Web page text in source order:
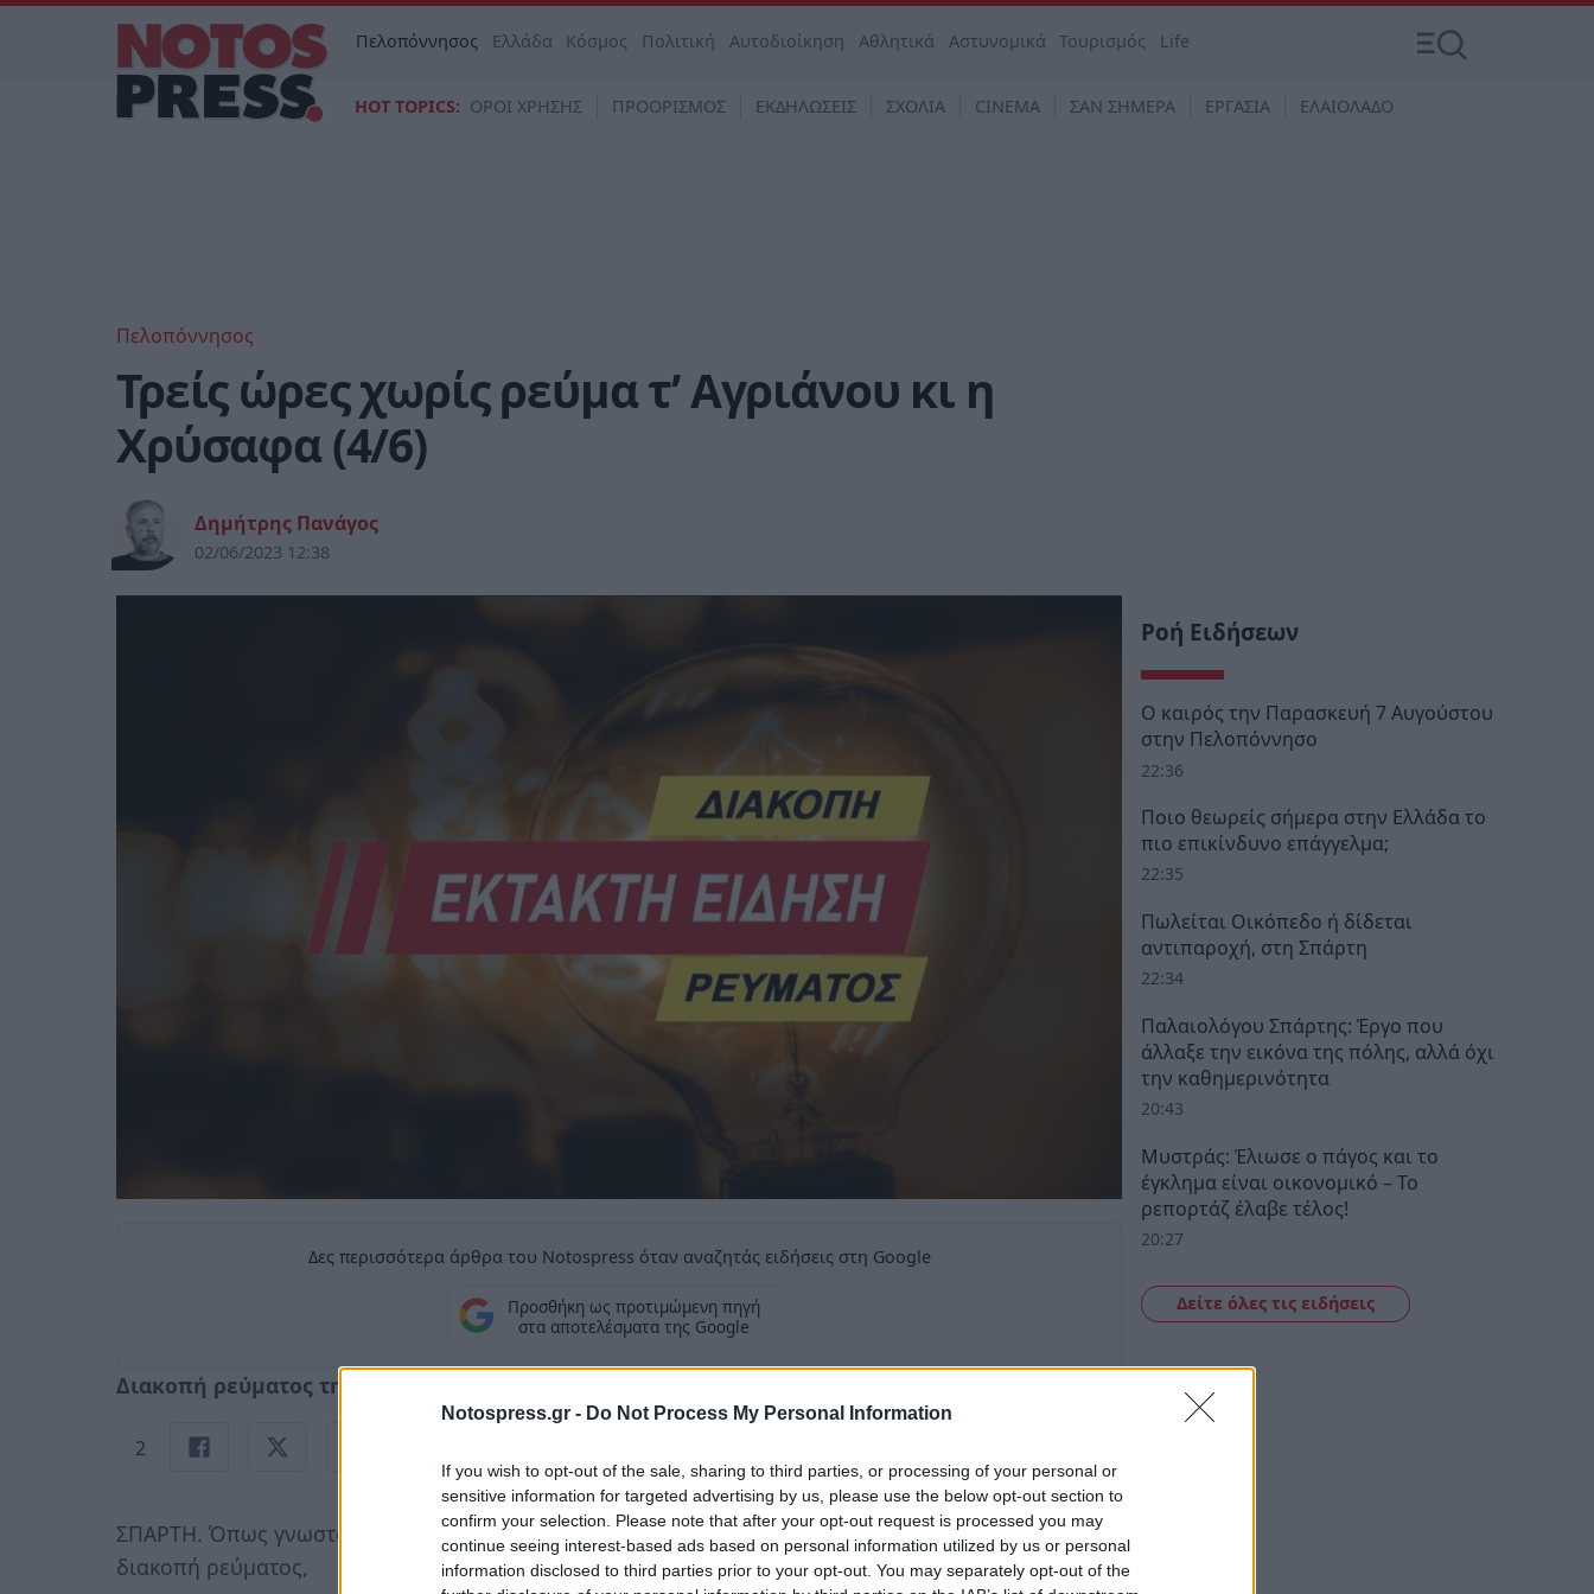
Notospress.gr - Do Not Process My Personal Information
If you wish to opt-out of the sale, sharing to third parties, or processing of your personal or
sensitive information for targeted advertising by us, please use the below opt-out section to
confirm your selection. Please note that after your opt-out request is processed you may
continue seeing interest-based ads based on personal information utilized by us or personal
information disclosed to third parties prior to your opt-out. You may separately opt-out of the
Πελοπόννησος Ελλάδα Κόσμος Πολιτική Αυτοδιοίκηση Αθλητικά Αστυνομικά Τουρισμός Life
HOT TOPICS: ΟΡΟΙ ΧΡΗΣΗΣ ΠΡΟΟΡΙΣΜΟΣ ΕΚΔΗΛΩΣΕΙΣ ΣΧΟΛΙΑ CINEMA ΣΑΝ ΣΗΜΕΡΑ ΕΡΓΑΣΙΑ ΕΛΑΙΟΛΑΔΟ
Πελοπόννησος
Τρείς ώρες χωρίς ρεύμα τ’ Αγριάνου κι η
Χρύσαφα (4/6)
Δημήτρης Πανάγος
02/06/2023 12:38
Δες περισσότερα άρθρα του Notospress όταν αναζητάς ειδήσεις στη Google
Προσθήκη ως προτιμώμενη πηγή
στα αποτελέσματα της Google
Διακοπή ρεύματος την Κυριακή 4/6 (07:30 - 10:30), σε Χρύσαφα κι Αγριάνου
2
ΣΠΑΡΤΗ. Όπως γνωστοποίησε ο ΔΕΔΔΗΕ, τηνΚυριακή 4/6 θα πραγματοποιηθεί, γενική
διακοπή ρεύματος,
Ροή Ειδήσεων
Ο καιρός την Παρασκευή 7 Αυγούστου
στην Πελοπόννησο
22:36
Ποιο θεωρείς σήμερα στην Ελλάδα το
πιο επικίνδυνο επάγγελμα;
22:35
Πωλείται Οικόπεδο ή δίδεται
αντιπαροχή, στη Σπάρτη
22:34
Παλαιολόγου Σπάρτης: Έργο που
άλλαξε την εικόνα της πόλης, αλλά όχι
την καθημερινότητα
20:43
Μυστράς: Έλιωσε ο πάγος και το
έγκλημα είναι οικονομικό – Το
ρεπορτάζ έλαβε τέλος!
20:27
Δείτε όλες τις ειδήσεις